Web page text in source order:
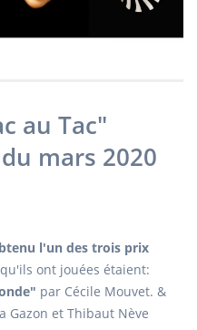
au Tac"
mars 2020
l'un des trois prix
ont jouées étaient:
par Cécile Mouvet. &
Gazon et Thibaut Nève